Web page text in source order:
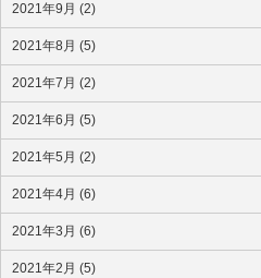
2021年9月 (2)
2021年8月 (5)
2021年7月 (2)
2021年6月 (5)
2021年5月 (2)
2021年4月 (6)
2021年3月 (6)
2021年2月 (5)